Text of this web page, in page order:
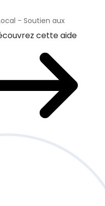
- Soutien aux
cette aide